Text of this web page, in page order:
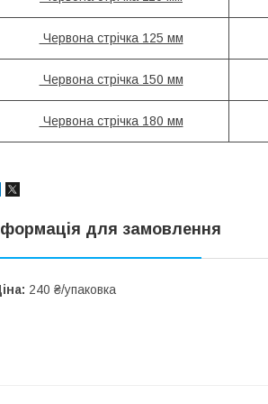
Червона стрічка 125 мм
Червона стрічка 150 мм
Червона стрічка 180 мм
для замовлення
240 ₴/упаковка